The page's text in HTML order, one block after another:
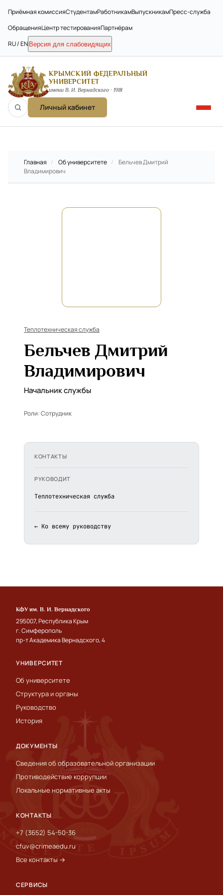
Приёмная комиссияСтудентамРаботникамВыпускникамПресс-служба
ОбращенияЦентр тестированияПартнёрам
RU / EN Версия для слабовидящих
КРЫМСКИЙ ФЕДЕРАЛЬНЫЙ
УНИВЕРСИТЕТ
имени В. И. Вернадского · 1918
Личный кабинет
Главная / Об университете /
Бельчев Дмитрий
Владимирович
Теплотехническая служба
Бельчев Дмитрий
Владимирович
Начальник службы
Роли:Сотрудник
КОНТАКТЫ
РУКОВОДИТ
Теплотехническая служба
← Ко всему руководству
КФУ им. В. И. Вернадского
295007, Республика Крым
г. Симферополь
пр-т Академика Вернадского, 4
УНИВЕРСИТЕТ
Об университете
Структура и органы
Руководство
История
ДОКУМЕНТЫ
Сведения об образовательной организации
Противодействие коррупции
Локальные нормативные акты
КОНТАКТЫ
+7 (3652) 54-50-36
cfuv@crimeaedu.ru
Все контакты →
СЕРВИСЫ